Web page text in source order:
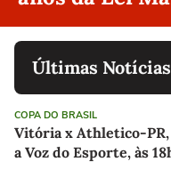
Últimas Notícias
COPA DO BRASIL
Vitória x Athletico-PR,
a Voz do Esporte, às